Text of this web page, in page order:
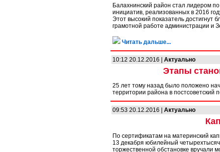
Балахнинский район стал лидером
инициатив, реализованных в 2016
Этот высокий показатель достигнут
грамотной работе администрации и
Читать дальше...
10:12 20.12.2016 | Актуально
Этапы
25 лет тому назад было положено
территории района в
09:53 20.12.2016 | Актуально
По сертификатам на материнский
13 декабря юбилейный
торжественной обстановке вручали